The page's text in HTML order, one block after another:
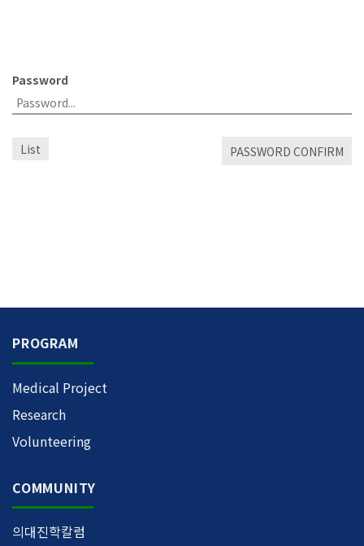
Password
List PASSWORD CONFIRM
PROGRAM
Medical Project
Research
Volunteering
COMMUNITY
의대진학칼럼